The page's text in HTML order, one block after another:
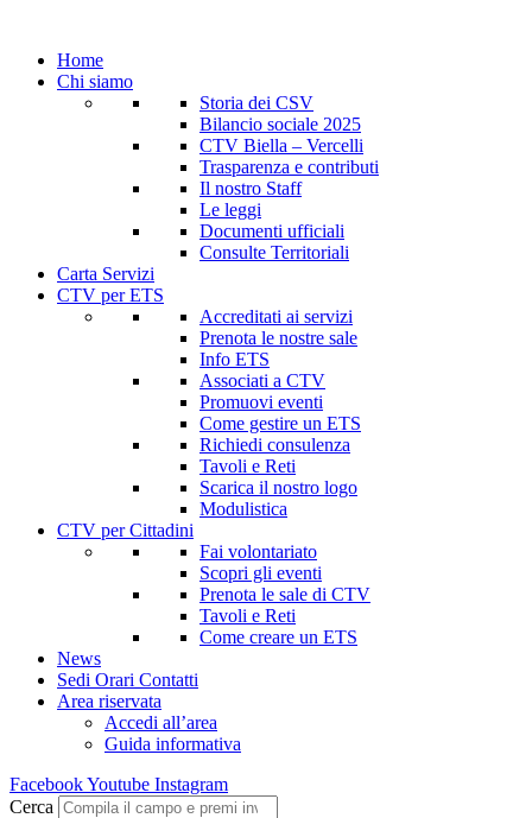
Home
Chi siamo
Storia dei CSV
Bilancio sociale 2025
CTV Biella – Vercelli
Trasparenza e contributi
Il nostro Staff
Le leggi
Documenti ufficiali
Consulte Territoriali
Carta Servizi
CTV per ETS
Accreditati ai servizi
Prenota le nostre sale
Info ETS
Associati a CTV
Promuovi eventi
Come gestire un ETS
Richiedi consulenza
Tavoli e Reti
Scarica il nostro logo
Modulistica
CTV per Cittadini
Fai volontariato
Scopri gli eventi
Prenota le sale di CTV
Tavoli e Reti
Come creare un ETS
News
Sedi Orari Contatti
Area riservata
Accedi all’area
Guida informativa
FacebookYoutube Instagram
Cerca